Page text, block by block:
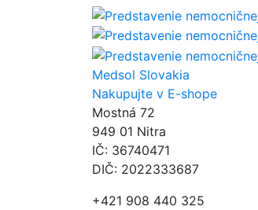
Medsol Slovakia
Nakupujte v E-shope
Mostná 72
949 01 Nitra
IČ: 36740471
DIČ: 2022333687
+421 908 440 325